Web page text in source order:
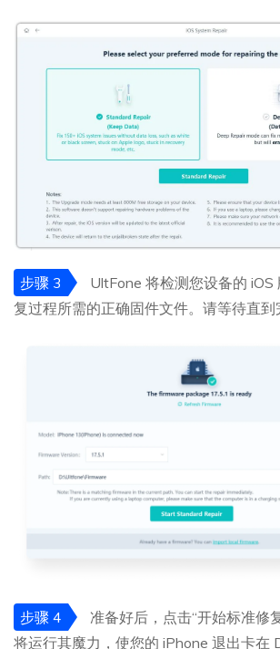
步骤 3
UltFone 将检测您设备的 iOS
复过程所需的正确固件文件。请等待直到
步骤 4
准备好后，点击“开始标准修
将运行其魔力，使您的 iPhone 退出卡在